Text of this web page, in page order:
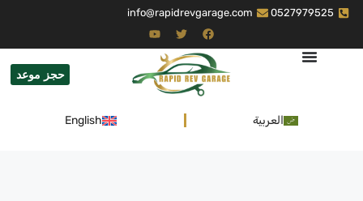
0527979525
info@rapidrevgarage.com
حجز موعد
العربية English